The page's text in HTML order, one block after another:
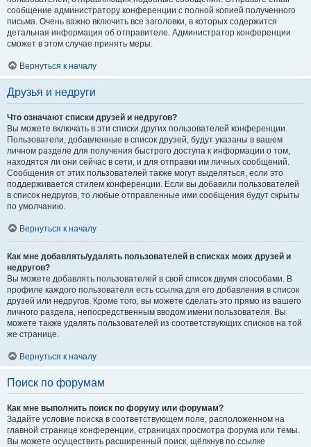
сообщение администратору конференции с полной копией полученного
письма. Очень важно включить все заголовки, в которых содержится
детальная информация об отправителе. Администратор конференции
сможет в этом случае принять меры.
Вернуться к началу
Друзья и недруги
Что означают списки друзей и недругов?
Вы можете включать в эти списки других пользователей конференции.
Пользователи, добавленные в список друзей, будут указаны в вашем
личном разделе для получения быстрого доступа к информации о том,
находятся ли они сейчас в сети, и для отправки им личных сообщений.
Сообщения от этих пользователей также могут выделяться, если это
поддерживается стилем конференции. Если вы добавили пользователей
в список недругов, то любые отправленные ими сообщения будут скрыты
по умолчанию.
Вернуться к началу
Как мне добавлять/удалять пользователей в списках моих друзей и
недругов?
Вы можете добавлять пользователей в свой список двумя способами. В
профиле каждого пользователя есть ссылка для его добавления в список
друзей или недругов. Кроме того, вы можете сделать это прямо из вашего
личного раздела, непосредственным вводом имени пользователя. Вы
можете также удалять пользователей из соответствующих списков на той
же странице.
Вернуться к началу
Поиск по форумам
Как мне выполнить поиск по форуму или форумам?
Задайте условие поиска в соответствующем поле, расположенном на
главной странице конференции, страницах просмотра форума или темы.
Вы можете осуществить расширенный поиск, щёлкнув по ссылке